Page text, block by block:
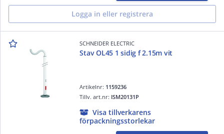
Logga in eller registrera
SCHNEIDER ELECTRIC
Stav OL45 1 sidig f 2.15m vit
Artikelnr: 1159236
Tillv. art.nr: ISM20131P
Visa tillverkarens
förpackningsstorlekar